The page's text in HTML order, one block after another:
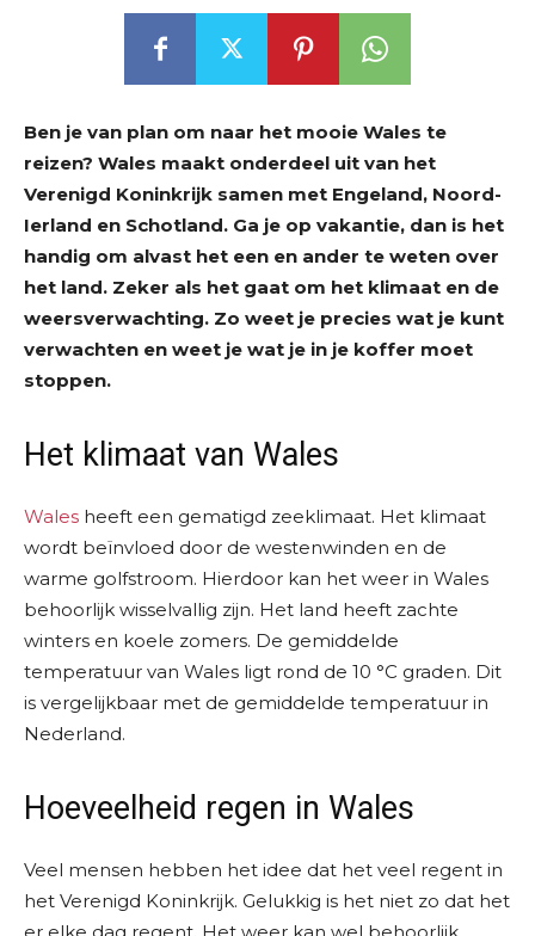
Ben je van plan om naar het mooie Wales te
reizen? Wales maakt onderdeel uit van het
Verenigd Koninkrijk samen met Engeland, Noord-
Ierland en Schotland. Ga je op vakantie, dan is het
handig om alvast het een en ander te weten over
het land. Zeker als het gaat om het klimaat en de
weersverwachting. Zo weet je precies wat je kunt
verwachten en weet je wat je in je koffer moet
stoppen.
Het klimaat van Wales
Wales heeft een gematigd zeeklimaat. Het klimaat
wordt beïnvloed door de westenwinden en de
warme golfstroom. Hierdoor kan het weer in Wales
behoorlijk wisselvallig zijn. Het land heeft zachte
winters en koele zomers. De gemiddelde
temperatuur van Wales ligt rond de 10 °C graden. Dit
is vergelijkbaar met de gemiddelde temperatuur in
Nederland.
Hoeveelheid regen in Wales
Veel mensen hebben het idee dat het veel regent in
het Verenigd Koninkrijk. Gelukkig is het niet zo dat het